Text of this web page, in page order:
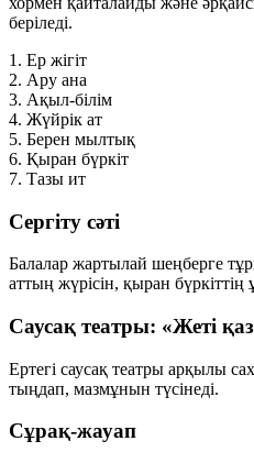
беріледі.
1. Ер жігіт
2. Ару ана
3. Ақыл-білім
4. Жүйрік ат
5. Берен мылтық
6. Қыран бүркіт
7. Тазы ит
Сергіту сәті
Балалар жартылай шеңберге
аттың жүрісін, қыран
Саусақ театры: «Жеті
Ертегі саусақ театры арқылы
тыңдап, мазмұнын түсінеді.
Сұрақ-жауап